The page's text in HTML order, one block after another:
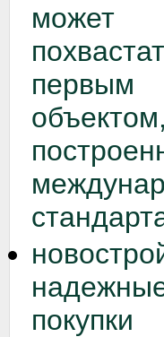
может
первым
объектом,
покупки